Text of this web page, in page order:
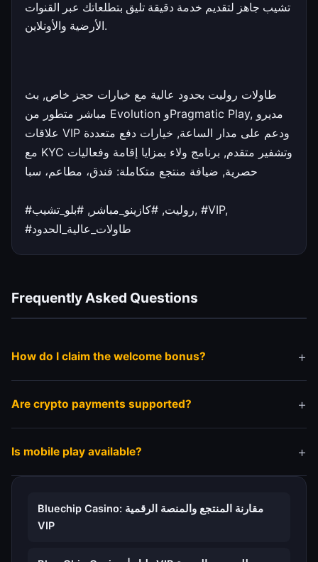
تشيب جاهز لتقديم خدمة دقيقة تليق بتطلعاتك عبر القنوات
الأرضية والأونلاين.
طاولات روليت بحدود عالية مع خيارات حجز خاص, بث
مباشر متطور من Evolution وPragmatic Play, مديرو
علاقات VIP ودعم على مدار الساعة, خيارات دفع متعددة
مع KYC وتشفير متقدم, برنامج ولاء بمزايا إقامة وفعاليات
حصرية, ضيافة منتجع متكاملة: فندق، مطاعم، سبا
#روليت, #كازينو_مباشر, #بلو_تشيب, #VIP,
#طاولات_عالية_الحدود
Frequently Asked Questions
How do I claim the welcome bonus?
instructions inside your profile.
Are crypto payments supported?
popular cryptocurrencies.
Is mobile play available?
The platform is fully optimized for smartphones and
tablets.
Bluechip Casino: مقارنة المنتجع والمنصة الرقمية
VIP